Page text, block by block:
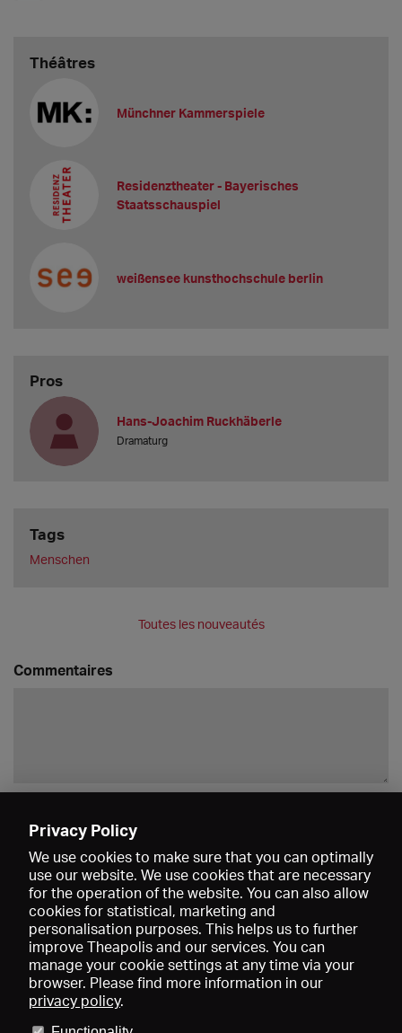
Théâtres
Münchner Kammerspiele
Residenztheater - Bayerisches
Staatsschauspiel
weißensee kunsthochschule berlin
Pros
Hans-Joachim Ruckhäberle
Dramaturg
Tags
Menschen
Toutes les nouveautés
Commentaires
Privacy Policy
We use cookies to make sure that you can optimally
use our website. We use cookies that are necessary
for the operation of the website. You can also allow
cookies for statistical, marketing and
personalisation purposes. This helps us to further
improve Theapolis and our services. You can
manage your cookie settings at any time via your
browser. Please find more information in our
privacy policy.